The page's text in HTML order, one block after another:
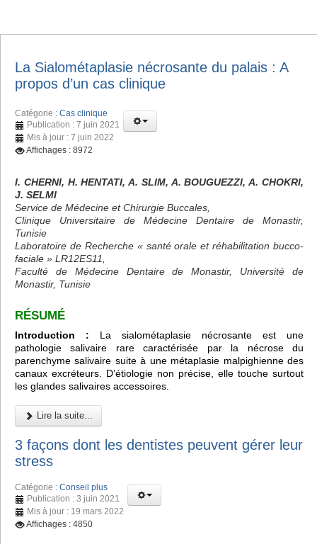
La Sialométaplasie nécrosante du palais : A
propos d’un cas clinique
Catégorie : Cas clinique
Publication : 7 juin 2021
Mis à jour : 7 juin 2022
Affichages : 8972
I. CHERNI, H. HENTATI, A. SLIM, A. BOUGUEZZI, A. CHOKRI,
J. SELMI
Service de Médecine et Chirurgie Buccales,
Clinique Universitaire de Médecine Dentaire de Monastir,
Tunisie
Laboratoire de Recherche « santé orale et réhabilitation bucco-
faciale » LR12ES11,
Faculté de Médecine Dentaire de Monastir, Université de
Monastir, Tunisie
RÉSUMÉ
Introduction : La sialométaplasie nécrosante est une
pathologie salivaire rare caractérisée par la nécrose du
parenchyme salivaire suite à une métaplasie malpighienne des
canaux excréteurs. D’étiologie non précise, elle touche surtout
les glandes salivaires accessoires.
Lire la suite...
3 façons dont les dentistes peuvent gérer leur
stress
Catégorie : Conseil plus
Publication : 3 juin 2021
Mis à jour : 19 mars 2022
Affichages : 4850